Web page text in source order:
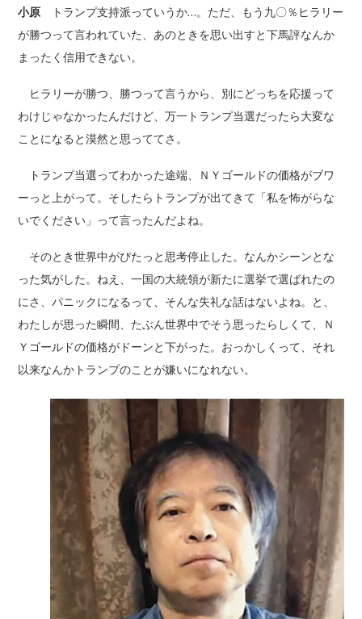
小原
トランプ支持派っていうか…。ただ、もう九〇％ヒラリー
が勝つって言われていた、あのときを思い出すと下馬評なんか
まったく信用できない。
ヒラリーが勝つ、勝つって言うから、別にどっちを応援って
わけじゃなかったんだけど、万一トランプ当選だったら大変な
ことになると漠然と思っててさ。
トランプ当選ってわかった途端、ＮＹゴールドの価格がブワ
ーっと上がって。そしたらトランプが出てきて「私を怖がらな
いでください」って言ったんだよね。
そのとき世界中がぴたっと思考停止した。なんかシーンとな
った気がした。ねえ、一国の大統領が新たに選挙で選ばれたの
にさ、パニックになるって、そんな失礼な話はないよね。と、
わたしが思った瞬間、たぶん世界中でそう思ったらしくて、Ｎ
Ｙゴールドの価格がドーンと下がった。おっかしくって、それ
以来なんかトランプのことが嫌いになれない。